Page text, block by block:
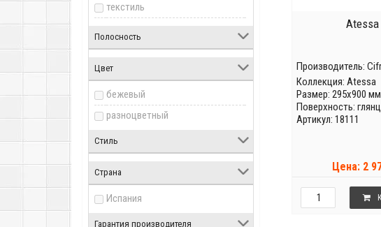
295x900 мм
450x450 мм
700x750 мм
890x900 мм
текстиль
цветы
Полосность
Цвет
бежевый
разноцветный
Стиль
Страна
Испания
Гарантия производителя
Производитель:
Коллекция: Atessa
Размер: 295x900 мм
Поверхность:
Артикул: 18111
Цена: 2